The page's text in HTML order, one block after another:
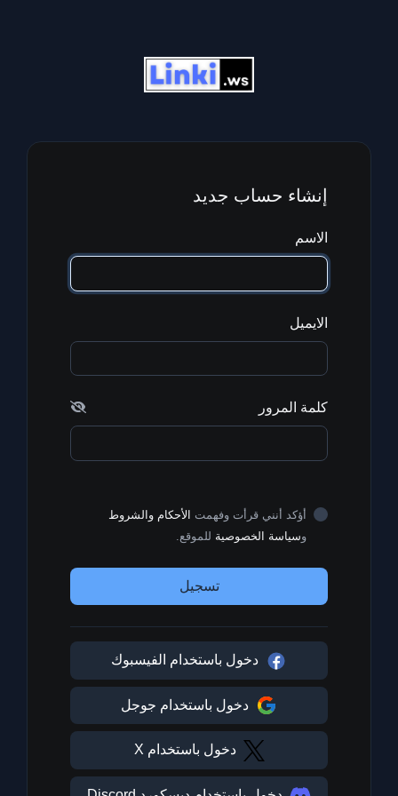
إنشاء حساب جديد
الاسم
الايميل
كلمة المرور
أؤكد أنني قرأت وفهمت
الأحكام والشروط
وسياسة الخصوصية للموقع.
تسجيل
دخول باستخدام الفيسبوك
دخول باستخدام جوجل
دخول باستخدام X